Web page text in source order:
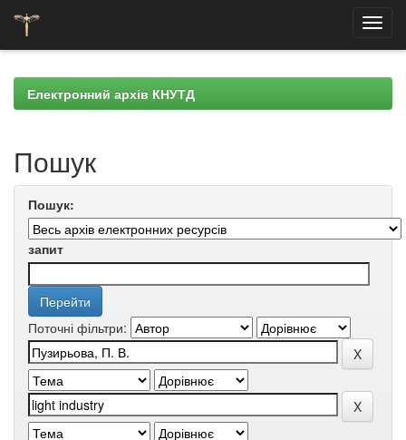
navigationЕлектронний архів КНУТД
Пошук
Пошук:
запит
Поточні фільтри: